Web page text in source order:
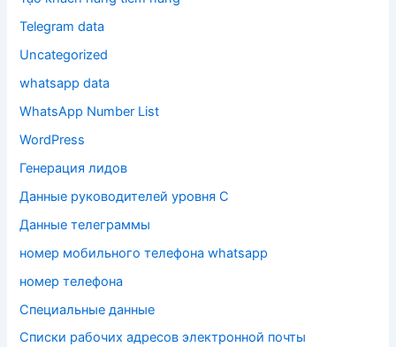
Telegram data
Uncategorized
whatsapp data
WhatsApp Number List
WordPress
Генерация лидов
Данные руководителей уровня C
Данные телеграммы
номер мобильного телефона whatsapp
номер телефона
Специальные данные
Списки рабочих адресов электронной почты